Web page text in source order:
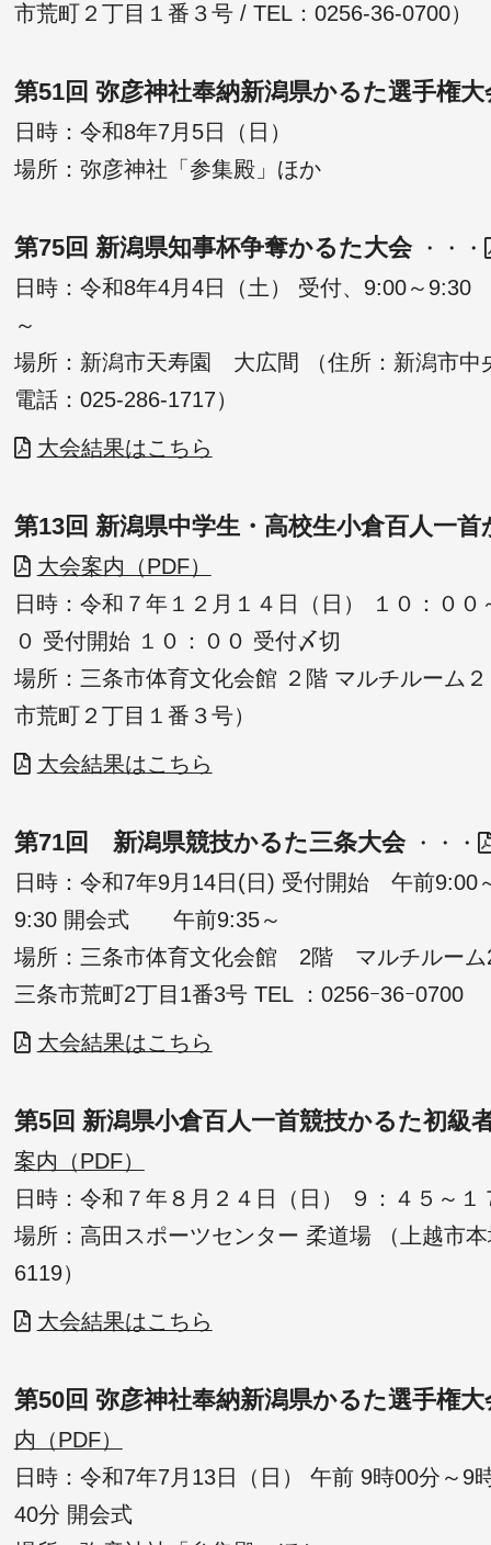
市荒町２丁目１番３号 / TEL：0256-36-0700）
第51回 弥彦神社奉納新潟県かるた選手権大
日時：令和8年7月5日（日）
場所：弥彦神社「参集殿」ほか
第75回 新潟県知事杯争奪かるた大会
・・・
日時：令和8年4月4日（土） 受付、9:00～
～
場所：新潟市天寿園 大広間 （住所：新潟市
電話：025-286-1717）
大会結果はこちら
第13回 新潟県中学生・高校生小倉百人一
大会案内（PDF）
日時：令和７年１２月１４日（日） １０：０
０ 受付開始 １０：００ 受付〆切
場所：三条市体育文化会館 ２階 マルチルーム
市荒町２丁目１番３号）
大会結果はこちら
第71回 新潟県競技かるた三条大会
・・・
日時：令和7年9月14日(日) 受付開始 午前
9:30 開会式 午前9:35～
場所：三条市体育文化会館 2階 マルチルーム
三条市荒町2丁目1番3号 TEL ：0256ｰ36ｰ0700
大会結果はこちら
第5回 新潟県小倉百人一首競技かるた初級
案内（PDF）
日時：令和７年８月２４日（日） ９：４５～１
場所：高田スポーツセンター 柔道場 （上越市
6119）
大会結果はこちら
第50回 弥彦神社奉納新潟県かるた選手権大
内（PDF）
日時：令和7年7月13日（日） 午前 9時00分～9
40分 開会式